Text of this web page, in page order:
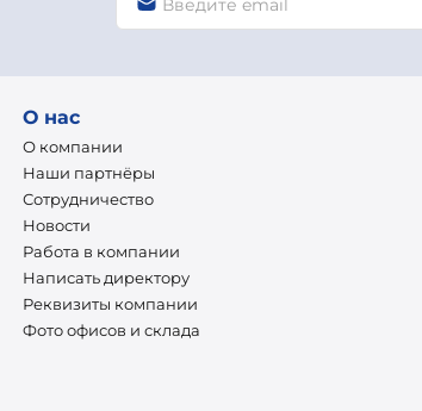
О нас
О компании
Наши партнёры
Сотрудничество
Новости
Работа в компании
Написать директору
Реквизиты компании
Фото офисов и склада